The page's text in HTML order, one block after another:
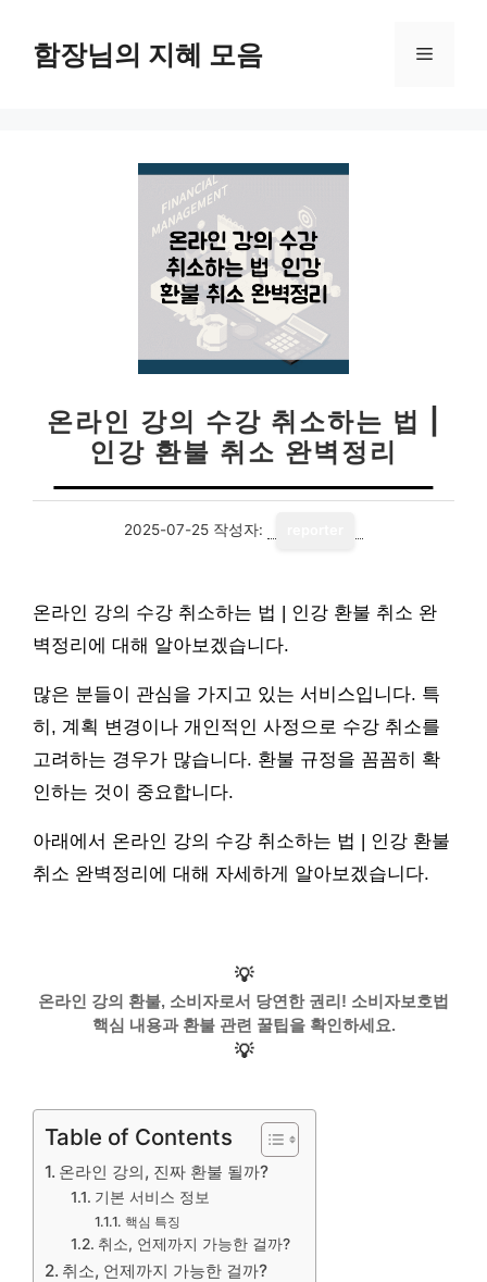
함장님의 지혜 모음 메
온라인 강의 수강 취소하는 법 |
인강 환불 취소 완벽정리
2025-07-25 작성자:
온라인 강의 수강 취소하는 법 | 인강 환불 취소 완
벽정리에 대해 알아보겠습니다.
많은 분들이 관심을 가지고 있는 서비스입니다. 특
히, 계획 변경이나 개인적인 사정으로 수강 취소를
고려하는 경우가 많습니다. 환불 규정을 꼼꼼히 확
인하는 것이 중요합니다.
아래에서 온라인 강의 수강 취소하는 법 | 인강 환불
취소 완벽정리에 대해 자세하게 알아보겠습니다.
💡
온라인 강의 환불, 소비자로서 당연한 권리! 소비자보호법
핵심 내용과 환불 관련 꿀팁을 확인하세요.
💡
Table of Contents
온라인 강의, 진짜 환불 될까?
기본 서비스 정보
핵심 특징
취소, 언제까지 가능한 걸까?
취소, 언제까지 가능한 걸까?